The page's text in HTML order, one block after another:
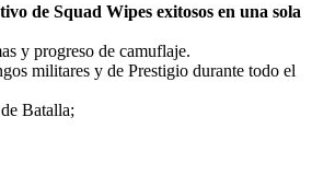
de Squad Wipes exitosos en una sola
y progreso de camuflaje.
militares y de Prestigio durante todo el
Batalla;